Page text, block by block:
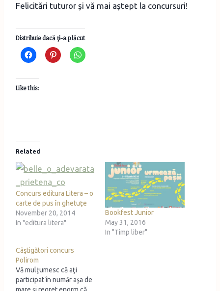
Felicitări tuturor şi vă mai aştept la concursuri!
Distribuie dacă ţi-a plăcut
Like this:
Related
Concurs editura Litera – o
carte de pus în ghetuţe
November 20, 2014
In "editura litera"
Bookfest Junior
May 31, 2016
In "Timp liber"
Câştigători concurs
Polirom
Vă mulţumesc că aţi
participat în număr aşa de
mare şi regret enorm că